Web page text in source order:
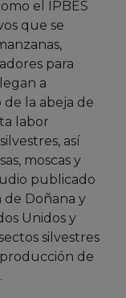
el IPBES
que se
para
a
de la abeja de
labor
así
moscas y
publicado
de Doñana y
Unidos y
silvestres
de